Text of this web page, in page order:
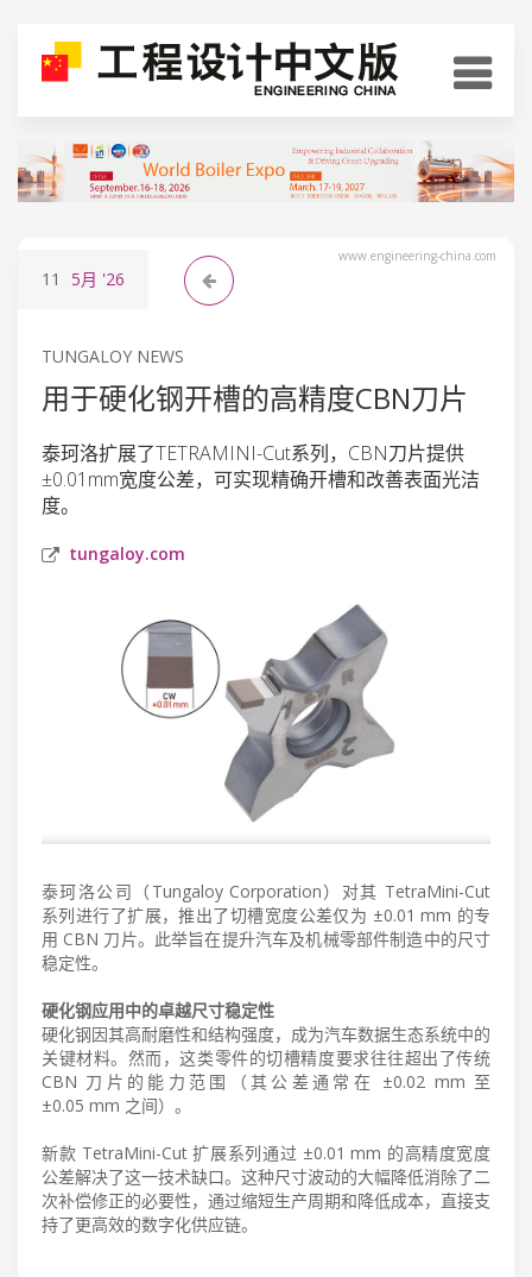
www.engineering-china.com
11 5月 '26
TUNGALOY NEWS
用于硬化钢开槽的高精度CBN刀片
泰珂洛扩展了TETRAMINI-Cut系列，CBN刀片提供
±0.01mm宽度公差，可实现精确开槽和改善表面光洁
度。
tungaloy.com
泰珂洛公司（Tungaloy Corporation）对其 TetraMini-Cut
系列进行了扩展，推出了切槽宽度公差仅为 ±0.01 mm 的专
用 CBN 刀片。此举旨在提升汽车及机械零部件制造中的尺寸
稳定性。
硬化钢应用中的卓越尺寸稳定性
硬化钢因其高耐磨性和结构强度，成为汽车数据生态系统中的
关键材料。然而，这类零件的切槽精度要求往往超出了传统
CBN 刀片的能力范围（其公差通常在 ±0.02 mm 至
±0.05 mm 之间）。
新款 TetraMini-Cut 扩展系列通过 ±0.01 mm 的高精度宽度
公差解决了这一技术缺口。这种尺寸波动的大幅降低消除了二
次补偿修正的必要性，通过缩短生产周期和降低成本，直接支
持了更高效的数字化供应链。